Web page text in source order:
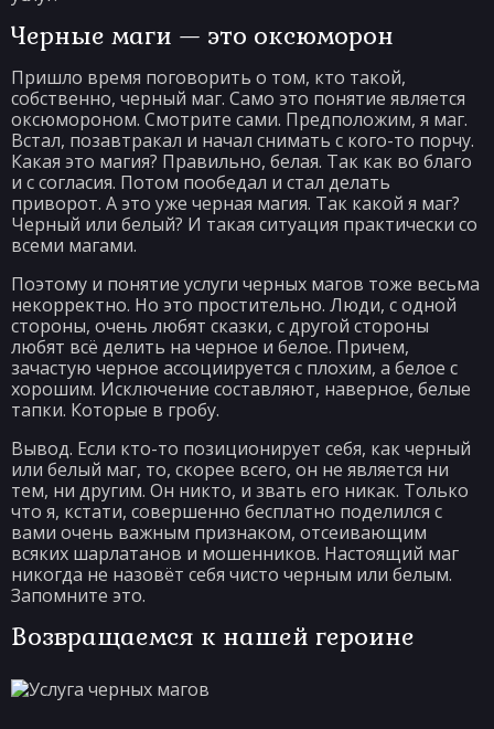
Черные маги — это оксюморон
Пришло время поговорить о том, кто такой,
собственно, черный маг. Само это понятие является
оксюмороном. Смотрите сами. Предположим, я маг.
Встал, позавтракал и начал снимать с кого-то порчу.
Какая это магия? Правильно, белая. Так как во благо
и с согласия. Потом пообедал и стал делать
приворот. А это уже черная магия. Так какой я маг?
Черный или белый? И такая ситуация практически со
всеми магами.
Поэтому и понятие услуги черных магов тоже весьма
некорректно. Но это простительно. Люди, с одной
стороны, очень любят сказки, с другой стороны
любят всё делить на черное и белое. Причем,
зачастую черное ассоциируется с плохим, а белое с
хорошим. Исключение составляют, наверное, белые
тапки. Которые в гробу.
Вывод. Если кто-то позиционирует себя, как черный
или белый маг, то, скорее всего, он не является ни
тем, ни другим. Он никто, и звать его никак. Только
что я, кстати, совершенно бесплатно поделился с
вами очень важным признаком, отсеивающим
всяких шарлатанов и мошенников. Настоящий маг
никогда не назовёт себя чисто черным или белым.
Запомните это.
Возвращаемся к нашей героине